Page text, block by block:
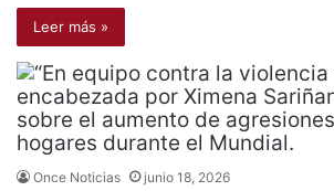
Leer más »
Once Noticias junio 18, 2026